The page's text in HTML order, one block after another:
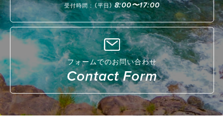
受付時間：（平日） 8:00〜17:00
フォームでのお問い合わせ
Contact Form